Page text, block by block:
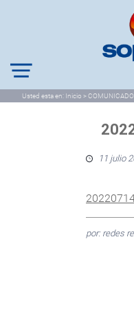
Usted esta en: Inicio >
11 julio
por: redes